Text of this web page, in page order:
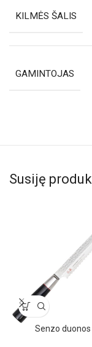
KILMĖS ŠALIS
GAMINTOJAS
Susiję
Senzo duonos